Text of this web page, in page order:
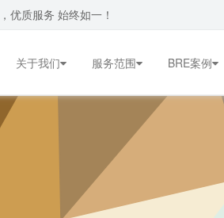
优质服务 始终如一！
关于我们 服务范围 BRE案例